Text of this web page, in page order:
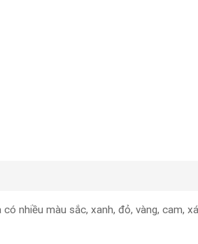
nhiều màu sắc, xanh, đỏ, vàng, cam,